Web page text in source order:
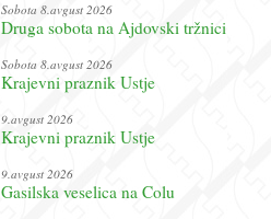
Sobota 8.avgust 2026
Druga sobota na Ajdovski tržnici
Sobota 8.avgust 2026
Krajevni praznik Ustje
9.avgust 2026
Krajevni praznik Ustje
9.avgust 2026
Gasilska veselica na Colu